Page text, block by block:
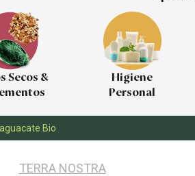
Secos &
Higiene
Personal
Bio
TERRA NOSTRA